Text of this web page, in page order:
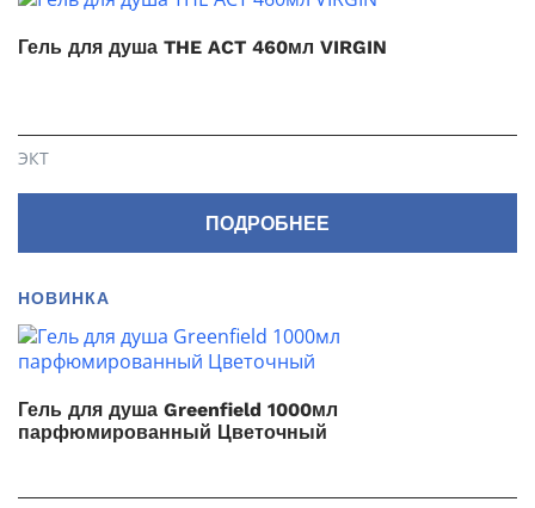
Гель для душа THE ACT 460мл VIRGIN
ЭКТ
ПОДРОБНЕЕ
НОВИНКА
Гель для душа Greenfield 1000мл
парфюмированный Цветочный